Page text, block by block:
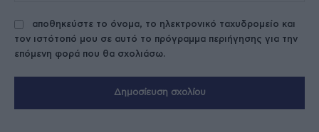
αποθηκεύστε το όνομα, το ηλεκτρονικό ταχυδρομείο και
τον ιστότοπό μου σε αυτό το πρόγραμμα περιήγησης για την
επόμενη φορά που θα σχολιάσω.